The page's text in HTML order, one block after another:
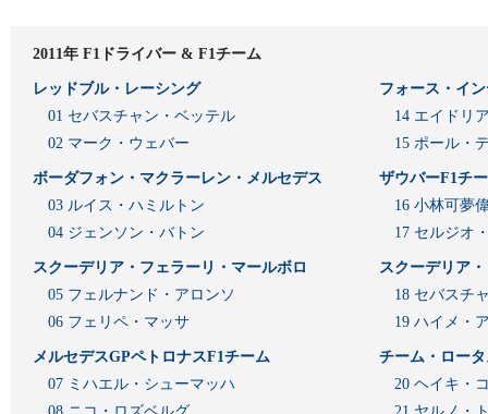
2011年 F1ドライバー & F1チーム
レッドブル・レーシング
01 セバスチャン・ベッテル
02 マーク・ウェバー
ボーダフォン・マクラーレン・メルセデス
03 ルイス・ハミルトン
04 ジェンソン・バトン
スクーデリア・フェラーリ・マールボロ
05 フェルナンド・アロンソ
06 フェリペ・マッサ
メルセデスGPペトロナスF1チーム
07 ミハエル・シューマッハ
フォース・イ
14 エイドリ
15 ポール・
ザウバーF1チ
16 小林可夢
17 セルジオ
スクーデリア
18 セバスチ
19 ハイメ・
チーム・ロー
20 ヘイキ・